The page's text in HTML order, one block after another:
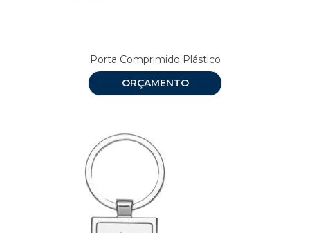
Porta Comprimido Plástico
ORÇAMENTO